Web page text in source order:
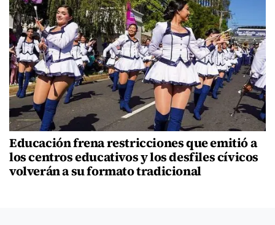
Educación frena restricciones que emitió a
los centros educativos y los desfiles cívicos
volverán a su formato tradicional